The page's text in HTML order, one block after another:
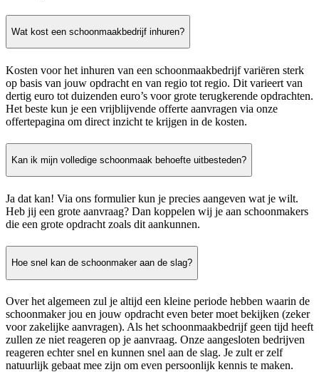
Wat kost een schoonmaakbedrijf inhuren?
Kosten voor het inhuren van een schoonmaakbedrijf variëren sterk
op basis van jouw opdracht en van regio tot regio. Dit varieert van
dertig euro tot duizenden euro’s voor grote terugkerende opdrachten.
Het beste kun je een vrijblijvende offerte aanvragen via onze
offertepagina om direct inzicht te krijgen in de kosten.
Kan ik mijn volledige schoonmaak behoefte uitbesteden?
Ja dat kan! Via ons formulier kun je precies aangeven wat je wilt.
Heb jij een grote aanvraag? Dan koppelen wij je aan schoonmakers
die een grote opdracht zoals dit aankunnen.
Hoe snel kan de schoonmaker aan de slag?
Over het algemeen zul je altijd een kleine periode hebben waarin de
schoonmaker jou en jouw opdracht even beter moet bekijken (zeker
voor zakelijke aanvragen). Als het schoonmaakbedrijf geen tijd heeft
zullen ze niet reageren op je aanvraag. Onze aangesloten bedrijven
reageren echter snel en kunnen snel aan de slag. Je zult er zelf
natuurlijk gebaat mee zijn om even persoonlijk kennis te maken.